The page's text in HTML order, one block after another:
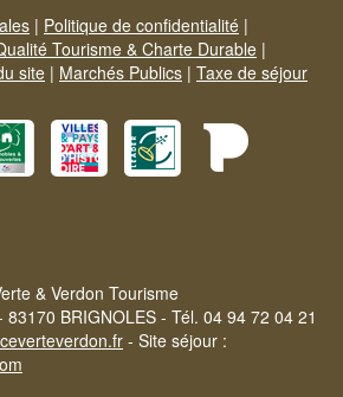
| Politique de confidentialité |
Tourisme & Charte Durable |
site | Marchés Publics | Taxe de séjour
& Verdon Tourisme
BRIGNOLES - Tél. 04 94 72 04 21
- Site séjour :